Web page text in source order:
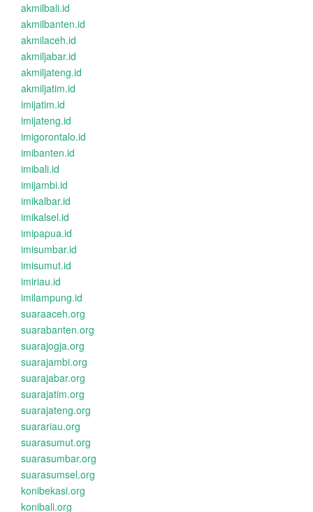
akmilbali.id
akmilbanten.id
akmilaceh.id
akmiljabar.id
akmiljateng.id
akmiljatim.id
imijatim.id
imijateng.id
imigorontalo.id
imibanten.id
imibali.id
imijambi.id
imikalbar.id
imikalsel.id
imipapua.id
imisumbar.id
imisumut.id
imiriau.id
imilampung.id
suaraaceh.org
suarabanten.org
suarajogja.org
suarajambi.org
suarajabar.org
suarajatim.org
suarajateng.org
suarariau.org
suarasumut.org
suarasumbar.org
suarasumsel.org
konibekasi.org
konibali.org